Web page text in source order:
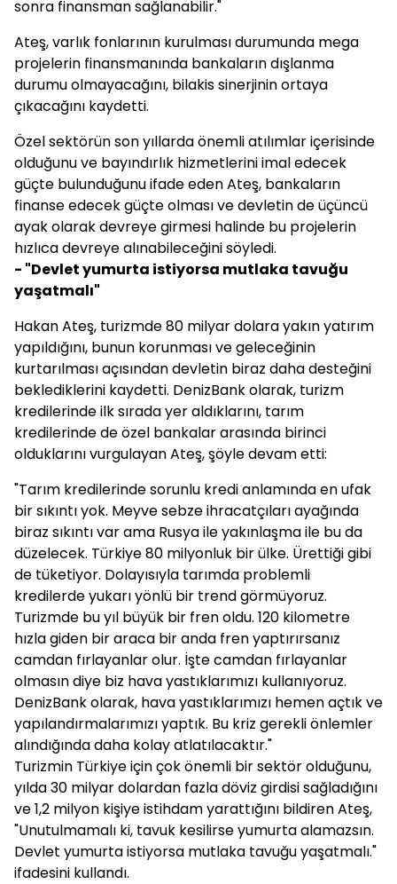
sonra finansman sağlanabilir."
Ateş, varlık fonlarının kurulması durumunda mega
projelerin finansmanında bankaların dışlanma
durumu olmayacağını, bilakis sinerjinin ortaya
çıkacağını kaydetti.
Özel sektörün son yıllarda önemli atılımlar içerisinde
olduğunu ve bayındırlık hizmetlerini imal edecek
güçte bulunduğunu ifade eden Ateş, bankaların
finanse edecek güçte olması ve devletin de üçüncü
ayak olarak devreye girmesi halinde bu projelerin
hızlıca devreye alınabileceğini söyledi.
- "Devlet yumurta istiyorsa mutlaka tavuğu
yaşatmalı"
Hakan Ateş, turizmde 80 milyar dolara yakın yatırım
yapıldığını, bunun korunması ve geleceğinin
kurtarılması açısından devletin biraz daha desteğini
beklediklerini kaydetti. DenizBank olarak, turizm
kredilerinde ilk sırada yer aldıklarını, tarım
kredilerinde de özel bankalar arasında birinci
olduklarını vurgulayan Ateş, şöyle devam etti:
"Tarım kredilerinde sorunlu kredi anlamında en ufak
bir sıkıntı yok. Meyve sebze ihracatçıları ayağında
biraz sıkıntı var ama Rusya ile yakınlaşma ile bu da
düzelecek. Türkiye 80 milyonluk bir ülke. Ürettiği gibi
de tüketiyor. Dolayısıyla tarımda problemli
kredilerde yukarı yönlü bir trend görmüyoruz.
Turizmde bu yıl büyük bir fren oldu. 120 kilometre
hızla giden bir araca bir anda fren yaptırırsanız
camdan fırlayanlar olur. İşte camdan fırlayanlar
olmasın diye biz hava yastıklarımızı kullanıyoruz.
DenizBank olarak, hava yastıklarımızı hemen açtık ve
yapılandırmalarımızı yaptık. Bu kriz gerekli önlemler
alındığında daha kolay atlatılacaktır."
Turizmin Türkiye için çok önemli bir sektör olduğunu,
yılda 30 milyar dolardan fazla döviz girdisi sağladığını
ve 1,2 milyon kişiye istihdam yarattığını bildiren Ateş,
"Unutulmamalı ki, tavuk kesilirse yumurta alamazsın.
Devlet yumurta istiyorsa mutlaka tavuğu yaşatmalı."
ifadesini kullandı.